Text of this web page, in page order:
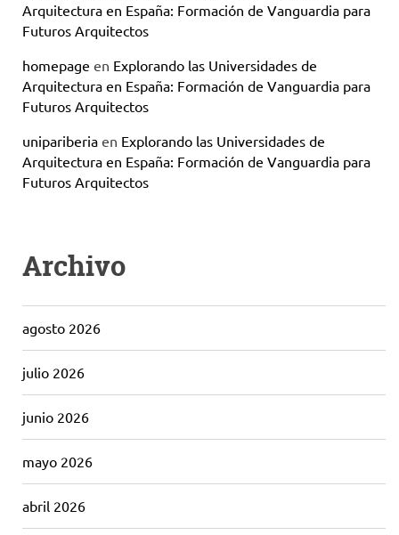
Arquitectura en España: Formación de Vanguardia para
Futuros Arquitectos
homepage en Explorando las Universidades de
Arquitectura en España: Formación de Vanguardia para
Futuros Arquitectos
unipariberia en Explorando las Universidades de
Arquitectura en España: Formación de Vanguardia para
Futuros Arquitectos
Archivo
agosto 2026
julio 2026
junio 2026
mayo 2026
abril 2026